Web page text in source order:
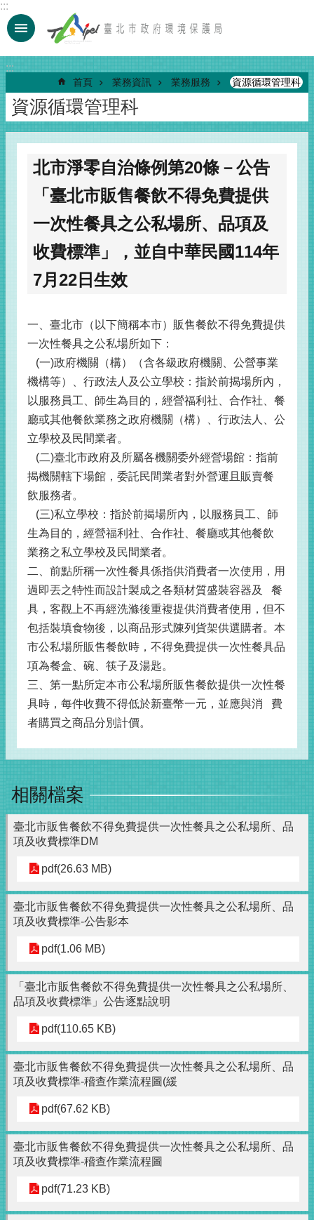
跳到主要內容區塊
:::
:::
首頁 業務資訊 業務服務 資源循環管理科
資源循環管理科
北市淨零自治條例第20條－公告
「臺北市販售餐飲不得免費提供
一次性餐具之公私場所、品項及
收費標準」，並自中華民國114年
7月22日生效
一、臺北市（以下簡稱本市）販售餐飲不得免費提供
一次性餐具之公私場所如下：
(一)政府機關（構）（含各級政府機關、公營事業
機構等）、行政法人及公立學校：指於前揭場所內，
以服務員工、師生為目的，經營福利社、合作社、餐
廳或其他餐飲業務之政府機關（構）、行政法人、公
立學校及民間業者。
(二)臺北市政府及所屬各機關委外經營場館：指前
揭機關轄下場館，委託民間業者對外營運且販賣餐
飲服務者。
(三)私立學校：指於前揭場所內，以服務員工、師
生為目的，經營福利社、合作社、餐廳或其他餐飲
業務之私立學校及民間業者。
二、前點所稱一次性餐具係指供消費者一次使用，用
過即丟之特性而設計製成之各類材質盛裝容器及 餐
具，客觀上不再經洗滌後重複提供消費者使用，但不
包括裝填食物後，以商品形式陳列貨架供選購者。本
市公私場所販售餐飲時，不得免費提供一次性餐具品
項為餐盒、碗、筷子及湯匙。
三、第一點所定本市公私場所販售餐飲提供一次性餐
具時，每件收費不得低於新臺幣一元，並應與消 費
者購買之商品分別計價。
相關檔案
臺北市販售餐飲不得免費提供一次性餐具之公私場所、品
項及收費標準DM
pdf(26.63 MB)
臺北市販售餐飲不得免費提供一次性餐具之公私場所、品
項及收費標準-公告影本
pdf(1.06 MB)
「臺北市販售餐飲不得免費提供一次性餐具之公私場所、
品項及收費標準」公告逐點說明
pdf(110.65 KB)
臺北市販售餐飲不得免費提供一次性餐具之公私場所、品
項及收費標準-稽查作業流程圖(緩
pdf(67.62 KB)
臺北市販售餐飲不得免費提供一次性餐具之公私場所、品
項及收費標準-稽查作業流程圖
pdf(71.23 KB)